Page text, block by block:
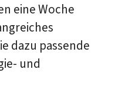
eine Woche
dazu passende
und